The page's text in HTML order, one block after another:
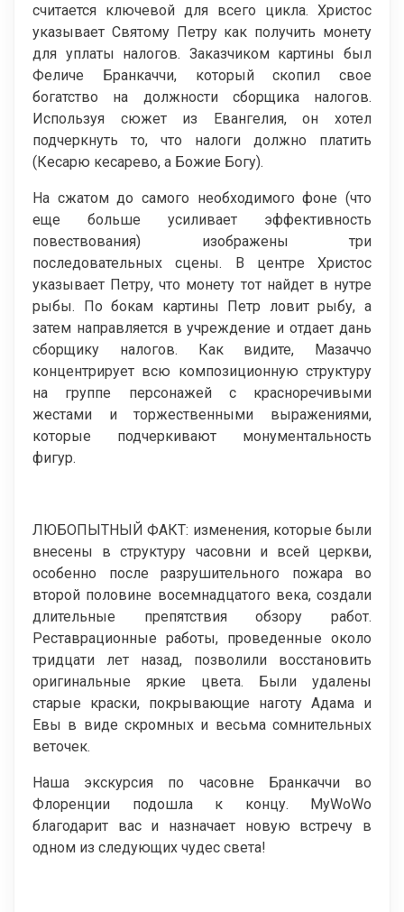
считается ключевой для всего цикла. Христос
указывает Святому Петру как получить монету
для уплаты налогов. Заказчиком картины был
Феличе Бранкаччи, который скопил свое
богатство на должности сборщика налогов.
Используя сюжет из Евангелия, он хотел
подчеркнуть то, что налоги должно платить
(Кесарю кесарево, а Божие Богу).
На сжатом до самого необходимого фоне (что
еще больше усиливает эффективность
повествования) изображены три
последовательных сцены. В центре Христос
указывает Петру, что монету тот найдет в нутре
рыбы. По бокам картины Петр ловит рыбу, а
затем направляется в учреждение и отдает дань
сборщику налогов. Как видите, Мазаччо
концентрирует всю композиционную структуру
на группе персонажей с красноречивыми
жестами и торжественными выражениями,
которые подчеркивают монументальность
фигур.
ЛЮБОПЫТНЫЙ ФАКТ: изменения, которые были
внесены в структуру часовни и всей церкви,
особенно после разрушительного пожара во
второй половине восемнадцатого века, создали
длительные препятствия обзору работ.
Реставрационные работы, проведенные около
тридцати лет назад, позволили восстановить
оригинальные яркие цвета. Были удалены
старые краски, покрывающие наготу Адама и
Евы в виде скромных и весьма сомнительных
веточек.
Наша экскурсия по часовне Бранкаччи во
Флоренции подошла к концу. MyWoWo
благодарит вас и назначает новую встречу в
одном из следующих чудес света!